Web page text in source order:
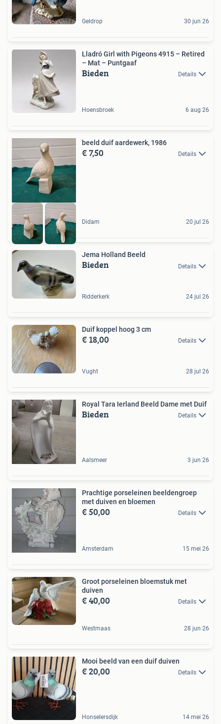
Geldrop 30 jun 26
Lladró Girl with Pigeons 4915 – Retired
– Mat – Puntgaaf
Bieden Details
Hoensbroek 6 aug 26
beeld duif aardewerk, 1986
€ 7,50 Details
Didam 20 jul 26
Jema Holland Beeld
Bieden Details
Ridderkerk 24 jul 26
Duif koppel hoog 3 cm
€ 18,00 Details
Vught 28 jul 26
Royal Tara Ierland Beeld Dame met Duif
Bieden Details
Aalsmeer 3 jun 26
Prachtige porseleinen beeldengroep
met duiven en bloemen
€ 50,00 Details
Amsterdam 15 mei 26
Groot porseleinen bloemstuk met
duiven
€ 40,00 Details
Westmaas 28 jun 26
Mooi beeld van een duif duiven
€ 20,00 Details
Honselersdijk 14 mei 26